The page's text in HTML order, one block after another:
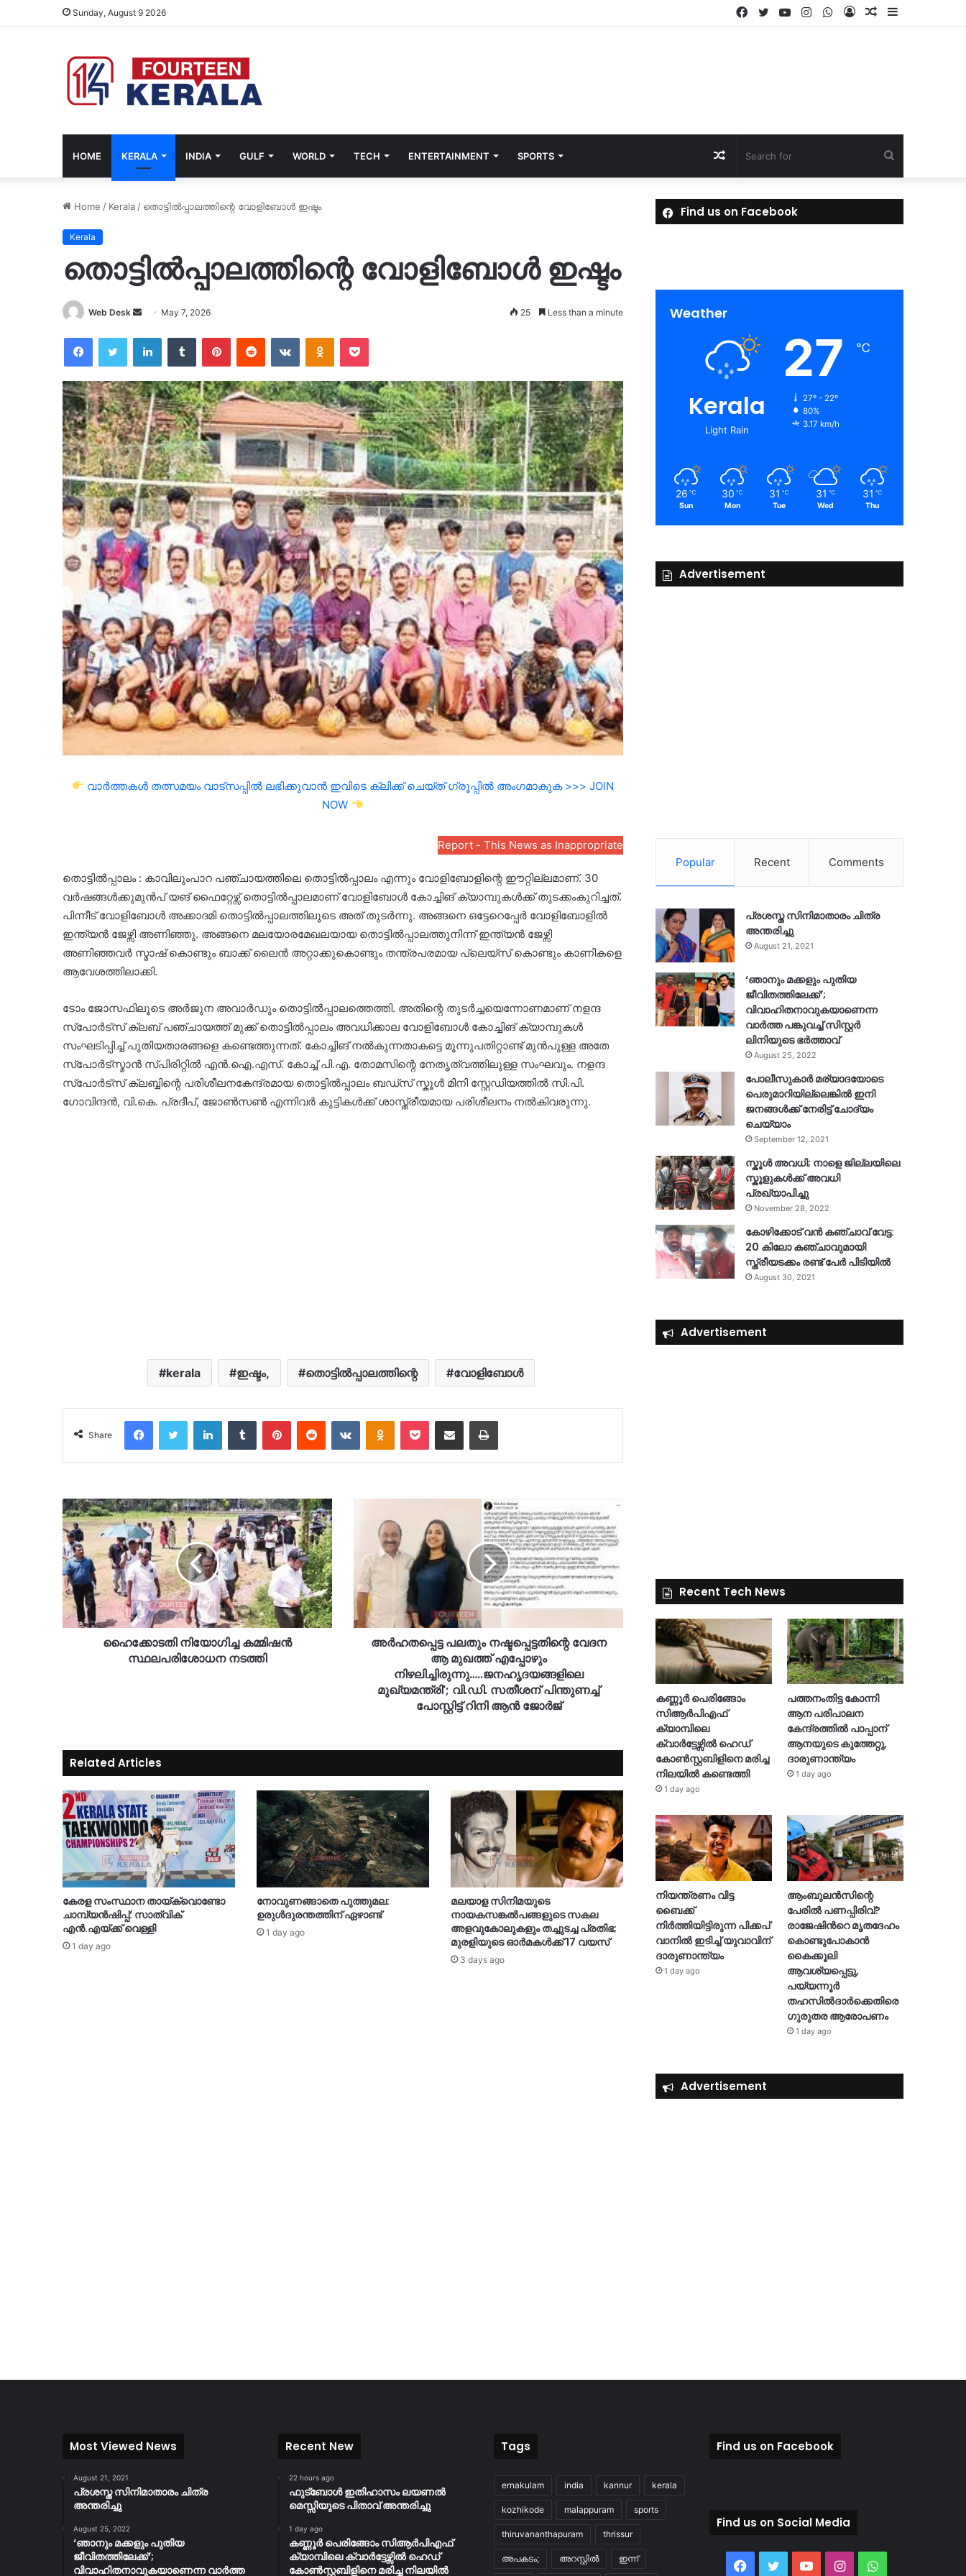
Sunday, August 9 2026 Sidebar
Random
Log
WhatsApp
Instagram
YouTube
Twitter
Facebook
HOME KERALA INDIA GULF WORLD TECH ENTERTAINMENT SPORTS
for
Random
Article
Home / Kerala / തൊട്ടിൽപ്പാലത്തിന്റെ വോളിബോൾ ഇഷ്ടം
Kerala
തൊട്ടിൽപ്പാലത്തിന്റെ വോളിബോൾ ഇഷ്ടം
Web Desk
Send
email
May 7, 2026 25 Less than a minute
FacebookTwitter LinkedInTumblr PinterestReddit VKontakteOdnoklassniki
Pocket
വാർത്തകൾ തത്സമയം വാട്സപ്പിൽ ലഭിക്കുവാൻ ഇവിടെ ക്ലിക്ക് ചെയ്ത് ഗ്രൂപ്പിൽ അംഗമാകുക >>> JOIN
NOW
Report - This News as Inappropriate
തൊട്ടിൽപ്പാലം : കാവിലുംപാറ പഞ്ചായത്തിലെ തൊട്ടിൽപ്പാലം എന്നും വോളിബോളിന്റെ ഈറ്റില്ലമാണ്. 30
വർഷങ്ങൾക്കുമുൻപ് യങ് ഫൈറ്റേഴ്സ് തൊട്ടിൽപ്പാലമാണ് വോളിബോൾ കോച്ചിങ്‌ ക്യാമ്പുകൾക്ക് തുടക്കംകുറിച്ചത്.
പിന്നീട് വോളിബോൾ അക്കാദമി തൊട്ടിൽപ്പാലത്തിലൂടെ അത് തുടർന്നു. അങ്ങനെ ഒട്ടേറെപ്പേർ വോളിബോളിൽ
ഇന്ത്യൻ ജേഴ്സി അണിഞ്ഞു. അങ്ങനെ മലയോരമേഖലയായ തൊട്ടിൽപ്പാലത്തുനിന്ന് ഇന്ത്യൻ ജേഴ്സി
അണിഞ്ഞവർ സ്മാഷ് കൊണ്ടും ബാക്ക് ലൈൻ അറ്റാക്കുകൊണ്ടും തന്ത്രപരമായ പ്ലെയ്സ് കൊണ്ടും കാണികളെ
ആവേശത്തിലാക്കി.
ടോം ജോസഫിലൂടെ അർജുന അവാർഡും തൊട്ടിൽപ്പാലത്തെത്തി. അതിന്റെ തുടർച്ചയെന്നോണമാണ് നളന്ദ
സ്പോർട്സ് ക്ലബ് പഞ്ചായത്ത് മുക്ക് തൊട്ടിൽപ്പാലം അവധിക്കാല വോളിബോൾ കോച്ചിങ്‌ ക്യാമ്പുകൾ
സംഘടിപ്പിച്ച് പുതിയതാരങ്ങളെ കണ്ടെത്തുന്നത്. കോച്ചിങ് നൽകുന്നതാകട്ടെ മൂന്നുപതിറ്റാണ്ട് മുൻപുള്ള അതേ
സ്പോർട്സ്മാൻ സ്പിരിറ്റിൽ എൻ.ഐ.എസ്. കോച്ച് പി.എ. തോമസിന്റെ നേതൃത്വത്തിലുള്ള സംഘവും. നളന്ദ
സ്പോർട്സ് ക്ലബ്ബിന്റെ പരിശീലനകേന്ദ്രമായ തൊട്ടിൽപ്പാലം ബഡ്സ് സ്കൂൾ മിനി സ്റ്റേഡിയത്തിൽ സി.പി.
ഗോവിന്ദൻ, വി.കെ. പ്രദീപ്, ജോൺസൺ എന്നിവർ കുട്ടികൾക്ക് ശാസ്ത്രീയമായ പരിശീലനം നൽകിവരുന്നു.
kerala ഇഷ്ടം, തൊട്ടിൽപ്പാലത്തിന്റെ വോളിബോള്‍
Share
FacebookTwitter LinkedInTumblr PinterestReddit VKontakteOdnoklassniki
Pocket Share via Email Print
ഹൈക്കോടതി നിയോഗിച്ച കമ്മിഷൻ
സ്ഥലപരിശോധന നടത്തി
അർഹതപ്പെട്ട പലതും നഷ്ടപ്പെട്ടതിന്റെ വേദന
ആ മുഖത്ത് എപ്പോഴും
നിഴലിച്ചിരുന്നു…..ജനഹൃദയങ്ങളിലെ
മുഖ്യമന്ത്രി'; വി.ഡി. സതീശന് പിന്തുണച്ച്
പോസ്റ്റിട്ട് റിനി ആൻ ജോർജ്
Related Articles
കേരള സംസ്ഥാന തായ്‌ക്വൊണ്ടോ
ചാമ്പ്യൻഷിപ്പ്: സാത്വിക്
എൻ.എയ്ക്ക് വെള്ളി
1 day ago
നോവുണങ്ങാതെ പുത്തുമല:
ഉരുൾദുരന്തത്തിന് ഏഴാണ്ട്
1 day ago
മലയാള സിനിമയുടെ
നായകസങ്കല്‍പങ്ങളുടെ സകല
അളവുകോലുകളും തച്ചുടച്ച പ്രതിഭ;
മുരളിയുടെ ഓര്‍മകള്‍ക്ക് 17 വയസ്
3 days ago
Find us on Facebook
Weather
Kerala
Light Rain
27 ℃
27º - 22º
80%
3.17 km/h
26 ℃
Sun
30 ℃
Mon
31 ℃
Tue
31 ℃
Wed
31 ℃
Thu
Advertisement
Popular Recent Comments
പ്രശസ്ത സിനിമാതാരം ചിത്ര
അന്തരിച്ചു
August 21, 2021
‘ഞാനും മക്കളും പുതിയ
ജീവിതത്തിലേക്ക്’;
വിവാഹിതനാവുകയാണെന്ന
വാർത്ത പങ്കുവച്ച് സിസ്റ്റർ
ലിനിയുടെ ഭർത്താവ്
August 25, 2022
പോലീസുകാര്‍ മര്യാദയോടെ
പെരുമാറിയില്ലെങ്കില്‍ ഇനി
ജനങ്ങള്‍ക്ക് നേരിട്ട് ചോദ്യം
ചെയ്യാം
September 12, 2021
സ്കൂൾ അവധി; നാളെ ജില്ലയിലെ
സ്കൂളുകൾക്ക് അവധി
പ്രഖ്യാപിച്ചു
November 28, 2022
കോഴിക്കോട് വൻ കഞ്ചാവ് വേട്ട:
20 കിലോ കഞ്ചാവുമായി
സ്ത്രീയടക്കം രണ്ട് പേർ പിടിയിൽ
August 30, 2021
Advertisement
Recent Tech News
കണ്ണൂർ പെരിങ്ങോം
സിആർപിഎഫ്
ക്യാമ്പിലെ
ക്വാർട്ടേഴ്സിൽ ഹെഡ്
കോൺസ്റ്റബിളിനെ മരിച്ച
നിലയിൽ കണ്ടെത്തി
1 day ago
പത്തനംതിട്ട കോന്നി
ആന പരിപാലന
കേന്ദ്രത്തിൽ പാപ്പാന്
ആനയുടെ കുത്തേറ്റു,
ദാരുണാന്ത്യം
1 day ago
നിയന്ത്രണം വിട്ട
ബൈക്ക്
നിർത്തിയിട്ടിരുന്ന പിക്കപ്
വാനിൽ ഇടിച്ച് യുവാവിന്
ദാരുണാന്ത്യം
1 day ago
ആംബുലൻസിന്റെ
പേരിൽ പണപ്പിരിവ്?
രാജേഷിന്‍റെ മൃതദേഹം
കൊണ്ടുപോകാൻ
കൈക്കൂലി
ആവശ്യപ്പെട്ടു,
പയ്യന്നൂർ
തഹസിൽദാർക്കെതിരെ
ഗുരുതര ആരോപണം
1 day ago
Advertisement
Most Viewed News
August 21, 2021
പ്രശസ്ത സിനിമാതാരം ചിത്ര
അന്തരിച്ചു
August 25, 2022
‘ഞാനും മക്കളും പുതിയ
ജീവിതത്തിലേക്ക്’;
വിവാഹിതനാവുകയാണെന്ന വാർത്ത
Recent New
22 hours ago
ഫുട്ബോൾ ഇതിഹാസം ലയണൽ
മെസ്സിയുടെ പിതാവ് അന്തരിച്ചു
1 day ago
കണ്ണൂർ പെരിങ്ങോം സിആർപിഎഫ്
ക്യാമ്പിലെ ക്വാർട്ടേഴ്സിൽ ഹെഡ്
കോൺസ്റ്റബിളിനെ മരിച്ച നിലയിൽ
Tags
ernakulam india kannur kerala
kozhikode malappuram sports
thiruvananthapuram thrissur
അപകടം; അറസ്റ്റിൽ ഇന്ന്
Find us on Facebook
Find us on Social Media
Facebook
TwitterYouTubeInstagramWhatsApp